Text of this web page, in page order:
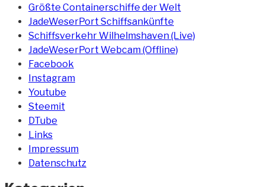
Größte Containerschiffe der Welt
JadeWeserPort Schiffsankünfte
Schiffsverkehr Wilhelmshaven (Live)
JadeWeserPort Webcam (Offline)
Facebook
Instagram
Youtube
Steemit
DTube
Links
Impressum
Datenschutz